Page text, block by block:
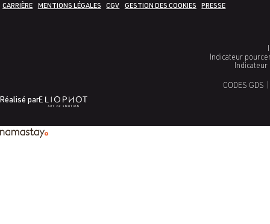
CARRIÈRE MENTIONS LÉGALES CGV GESTION DES COOKIES PRESSE
Indicateur
CODES GDS
Réalisé par